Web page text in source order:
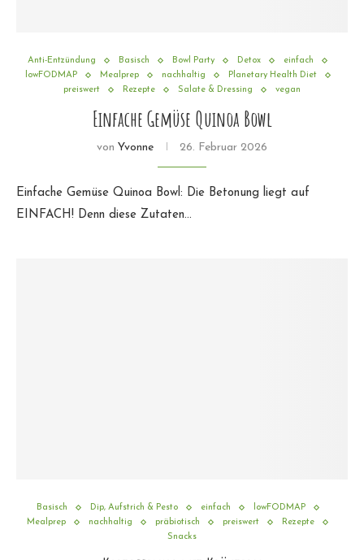
Anti-Entzündung Basisch Bowl Party Detox
einfach
lowFODMAP
Mealprep nachhaltig
Planetary Health Diet
preiswert
Rezepte Salate & Dressing vegan
Einfache Gemüse Quinoa Bowl
von Yvonne 26. Februar 2026
Einfache Gemüse Quinoa Bowl: Die Betonung liegt auf
EINFACH! Denn diese Zutaten…
Basisch Dip, Aufstrich & Pesto einfach
lowFODMAP
Mealprep
nachhaltig präbiotisch preiswert
Rezepte
Snacks